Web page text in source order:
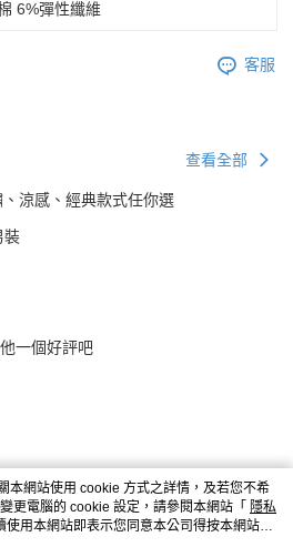
6%彈性纖維
客服
查看全部
涼感、經典款式任你選
裝
一個好評吧
本網站使用 cookie 方式之詳情，及若您不希
更電腦的 cookie 設定，請參閱本網站「 隱私
使用本網站即表示您同意本公司得按本網站使